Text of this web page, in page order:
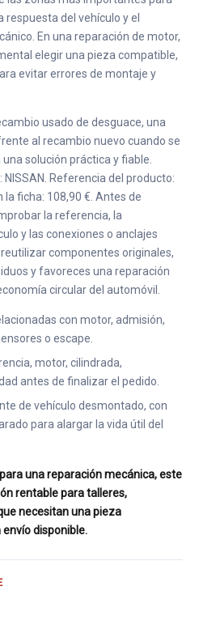
del vehículo y el
En una reparación de motor,
elegir una pieza compatible,
evitar errores de montaje y
usado de desguace, una
al recambio nuevo cuando se
solución práctica y fiable.
Referencia del producto:
ficha: 108,90 €. Antes de
la referencia, la
y las conexiones o anclajes
componentes originales,
y favoreces una reparación
circular del automóvil.
con motor, admisión,
o escape.
motor, cilindrada,
antes de finalizar el pedido.
de vehículo desmontado, con
para alargar la vida útil del
una reparación mecánica, este
rentable para talleres,
necesitan una pieza
disponible.